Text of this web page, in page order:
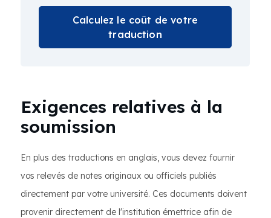
Calculez le coût de votre
traduction
Exigences relatives à la
soumission
En plus des traductions en anglais, vous devez fournir
vos relevés de notes originaux ou officiels publiés
directement par votre université. Ces documents doivent
provenir directement de l'institution émettrice afin de